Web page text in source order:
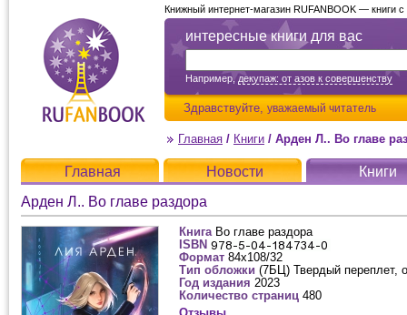
интересные книги для вас
Например,декупаж: от азов к совершенству
Здравствуйте, уважаемый читатель
Книжный интернет-магазин RUFANBOOK — книги
Главная / Книги / Арден Л.. Во главе
Главная Новости
Книги
Арден Л.. Во главе раздора
Книга Во главе раздора
ISBN
Формат 84x108/32
Тип обложки (7БЦ) Твердый переплет,
Год издания 2023
Количество страниц 480